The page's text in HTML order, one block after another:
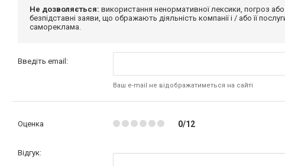
Не дозволяється: використання ненормативної лексики, погроз
безпідставні заяви, що ображають діяльність компанії і / або її
самореклама.
Введіть email:
Ваш e-mail не відображатиметься на сайті
Оценка 0/12
Відгук: